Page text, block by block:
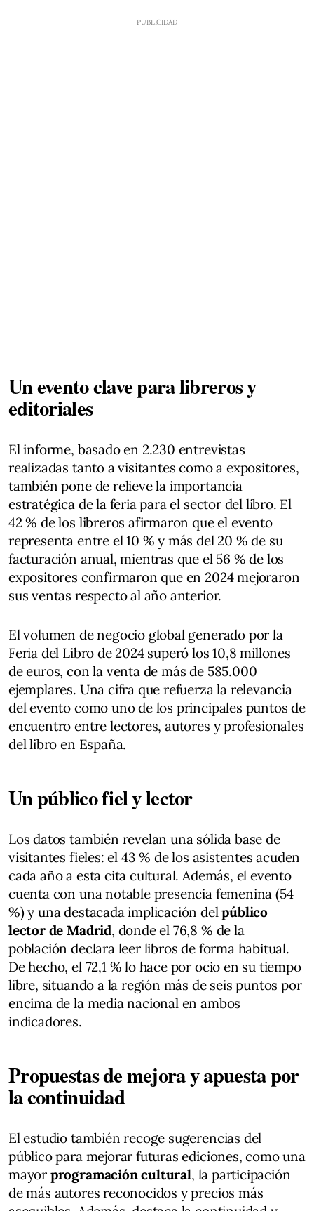
Un evento clave para libreros y
editoriales
El informe, basado en 2.230 entrevistas
realizadas tanto a visitantes como a expositores,
también pone de relieve la importancia
estratégica de la feria para el sector del libro. El
42 % de los libreros afirmaron que el evento
representa entre el 10 % y más del 20 % de su
facturación anual, mientras que el 56 % de los
expositores confirmaron que en 2024 mejoraron
sus ventas respecto al año anterior.
El volumen de negocio global generado por la
Feria del Libro de 2024 superó los 10,8 millones
de euros, con la venta de más de 585.000
ejemplares. Una cifra que refuerza la relevancia
del evento como uno de los principales puntos de
encuentro entre lectores, autores y profesionales
del libro en España.
Un público fiel y lector
Los datos también revelan una sólida base de
visitantes fieles: el 43 % de los asistentes acuden
cada año a esta cita cultural. Además, el evento
cuenta con una notable presencia femenina (54
%) y una destacada implicación delpúblico
lector de Madrid, donde el 76,8 % de la
población declara leer libros de forma habitual.
De hecho, el 72,1 % lo hace por ocio en su tiempo
libre, situando a la región más de seis puntos por
encima de la media nacional en ambos
indicadores.
Propuestas de mejora y apuesta por
la continuidad
El estudio también recoge sugerencias del
público para mejorar futuras ediciones, como una
mayor programación cultural, la participación
de más autores reconocidos y precios más